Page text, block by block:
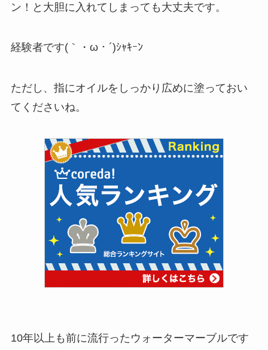
ン！ と大胆に入れてしまっても大丈夫です。
経験者です(｀・ω・´)ｼｬｷｰﾝ
ただし、指にオイルをしっかり広めに塗っておい
てくださいね。
10年以上も前に流行ったウォーターマーブルです